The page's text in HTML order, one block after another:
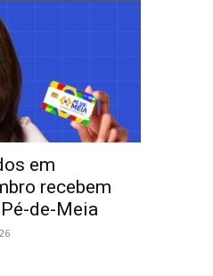
em
recebem
de-Meia